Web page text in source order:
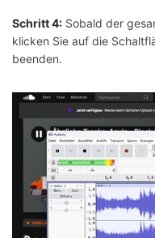
Schritt 4: Sobald der
klicken Sie auf die
beenden.